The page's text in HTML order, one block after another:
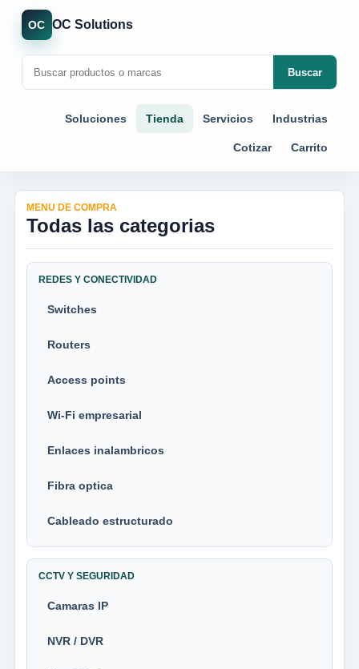
OC OC Solutions
Buscar
Soluciones Tienda Servicios Industrias
Cotizar Carrito
MENU DE COMPRA
Todas las categorias
REDES Y CONECTIVIDAD
Switches
Routers
Access points
Wi-Fi empresarial
Enlaces inalambricos
Fibra optica
Cableado estructurado
CCTV Y SEGURIDAD
Camaras IP
NVR / DVR